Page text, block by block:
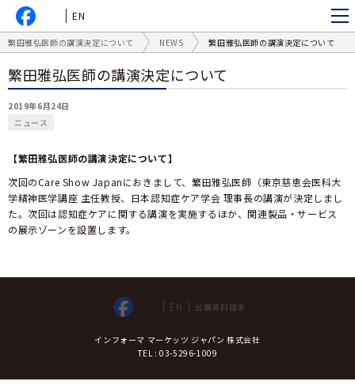
EN
繁田雅弘医師の講演決定について NEWS 繁田雅弘医師の講演決定について
繁田雅弘医師の講演決定について
2019年6月24日
ニュース
【繁田雅弘医師の講演決定について】
次回のCare Show Japanにおきまして、繁田雅弘医師（東京慈恵会医科大
学精神医学講座 主任教授、日本認知症ケア学会 理事長の講演が決定しまし
た。次回は認知症ケアに関する講演を実施するほか、関連製品・サービス
の展示ゾーンを設置します。
EN 出展資料請求
インフォーマ マーケッツ ジャパン 株式会社
TEL : 03-5296-1009